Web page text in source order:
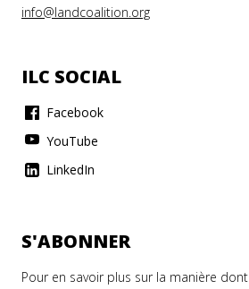
info@landcoalition.org
ILC SOCIAL
Facebook
YouTube
LinkedIn
S'ABONNER
Pour en savoir plus sur la manière